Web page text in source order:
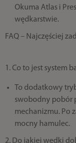
Okuma Atlas i
wędkarstwie.
FAQ – Najczęściej
1. Co to jest system
To dodatkowy
swobodny pobór
mechanizmu. Po
mocny hamulec.
2. Do jakiej wędki